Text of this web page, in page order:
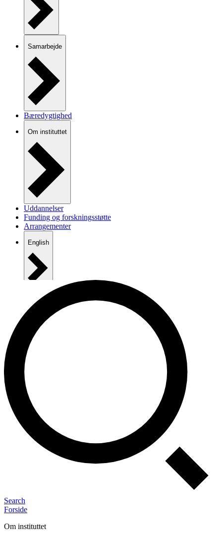
Samarbejde
Bæredygtighed
Om instituttet
Uddannelser
Funding og forskningsstøtte
Arrangementer
English
Search
Forside
Om instituttet